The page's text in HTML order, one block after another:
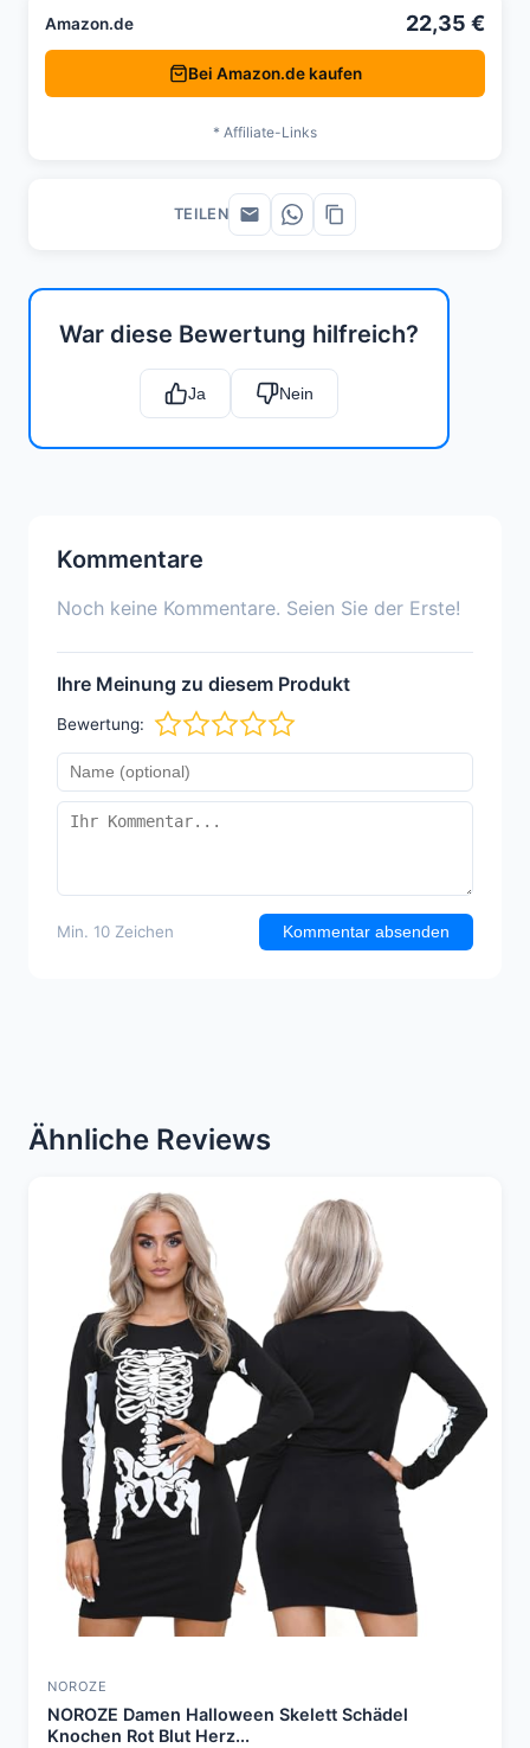
War diese Bewertung hilfreich?
Ja Nein
Kommentare
Noch keine Kommentare. Seien Sie der Erste!
Ihre Meinung zu diesem Produkt
Bewertung:
Min. 10 Zeichen Kommentar absenden
Amazon.de 22,35 €
Bei Amazon.de kaufen
* Affiliate-Links
TEILEN
Ähnliche Reviews
NOROZE
NOROZE Damen Halloween Skelett Schädel
Knochen Rot Blut Herz...